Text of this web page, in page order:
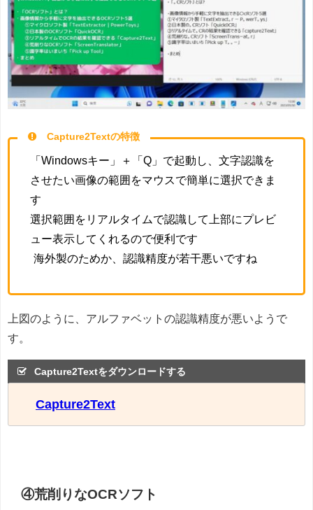
Capture2Textの特徴
「Windowsキー」＋「Q」で起動し、文字認識を
させたい画像の範囲をマウスで簡単に選択できま
す
選択範囲をリアルタイムで認識して上部にプレビ
ュー表示してくれるので便利です
海外製のためか、認識精度が若干悪いですね
上図のように、アルファベットの認識精度が悪いようで
す。
Capture2Textをダウンロードする
Capture2Text
④荒削りなOCRソフト